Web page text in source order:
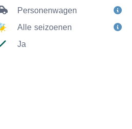
Personenwagen
Alle seizoenen
Ja